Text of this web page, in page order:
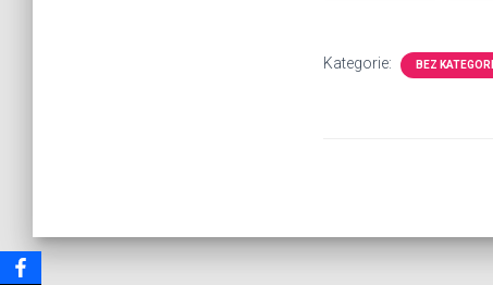
Kategorie: BEZ KATEGORII